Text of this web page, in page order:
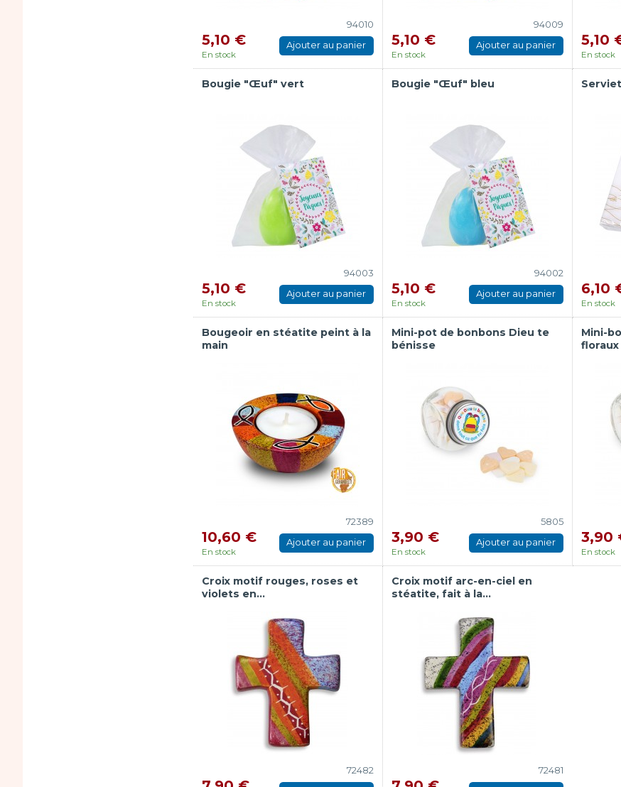
94010
5,10 €
En stock
Ajouter au panier
94009
5,10 €
En stock
Ajouter au panier 5,10
En stock
Bougie "Œuf" vert
94003
5,10 €
En stock
Ajouter au panier
Bougie "Œuf" bleu
94002
5,10 €
En stock
Ajouter au panier 6,10
En stock
Bougeoir en stéatite peint à la
main
72389
10,60 €
En stock
Ajouter au panier
Mini-pot de bonbons Dieu te
bénisse
5805
3,90 €
En stock
Ajouter au panier
Mini-
floraux
3,90
En stock
Croix motif rouges, roses et
violets en...
72482
Croix motif arc-en-ciel en
stéatite, fait à la...
72481